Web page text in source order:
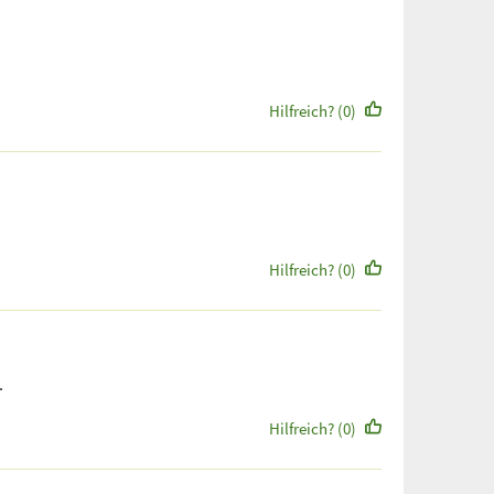
Hilfreich? (0)
Hilfreich? (0)
Hilfreich? (0)